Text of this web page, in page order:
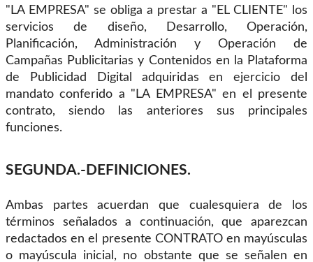
"LA EMPRESA" se obliga a prestar a "EL CLIENTE" los
servicios de diseño, Desarrollo, Operación,
Planificación, Administración y Operación de
Campañas Publicitarias y Contenidos en la Plataforma
de Publicidad Digital adquiridas en ejercicio del
mandato conferido a "LA EMPRESA" en el presente
contrato, siendo las anteriores sus principales
funciones.
SEGUNDA.-DEFINICIONES.
Ambas partes acuerdan que cualesquiera de los
términos señalados a continuación, que aparezcan
redactados en el presente CONTRATO en mayúsculas
o mayúscula inicial, no obstante que se señalen en